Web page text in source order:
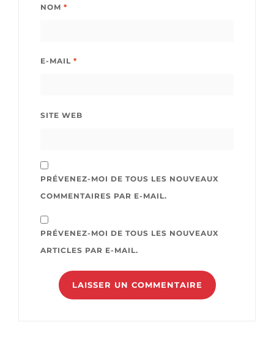
NOM *
E-MAIL *
SITE WEB
PRÉVENEZ-MOI DE TOUS LES NOUVEAUX
COMMENTAIRES PAR E-MAIL.
PRÉVENEZ-MOI DE TOUS LES NOUVEAUX
ARTICLES PAR E-MAIL.